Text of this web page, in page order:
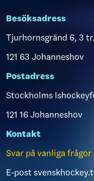
Besöksadress
Tjurhornsgränd 6, 3 tr.
121 63 Johanneshov
Postadress
Stockholms
121 16 Johanneshov
Kontakt
Svar på vanliga frågor
E-post